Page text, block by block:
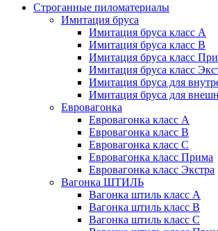
Строганные пиломатериалы
Имитация бруса
Имитация бруса класс А
Имитация бруса класс B
Имитация бруса класс
Имитация бруса класс
Имитация бруса для
Имитация бруса для
Евровагонка
Евровагонка класс А
Евровагонка класс B
Евровагонка класс C
Евровагонка класс Прима
Евровагонка класс Экстра
Вагонка ШТИЛЬ
Вагонка штиль класс А
Вагонка штиль класс B
Вагонка штиль класс C